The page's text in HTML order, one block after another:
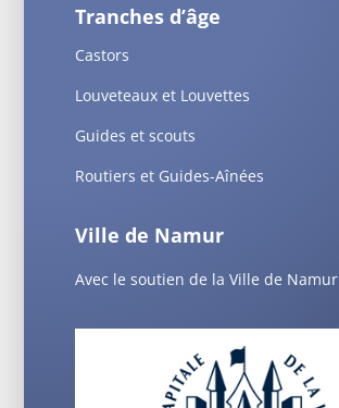
Tranches d’âge
Castors
Louveteaux et Louvettes
Guides et scouts
Routiers et Guides-Aînées
Ville de Namur
Avec le soutien de la Ville de Namur